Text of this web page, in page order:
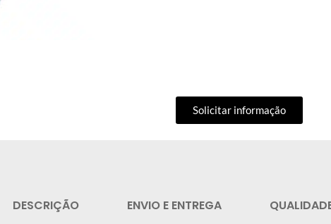
Solicitar informação
DESCRIÇÃO ENVIO E ENTREGA